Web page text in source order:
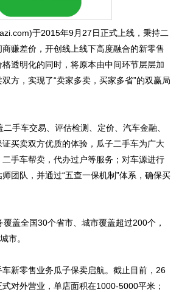
于2015年9月27日正式上线，秉持二
赚差价，开创线上线下高度融合的新零售
透明化的同时，将原本由中间环节层层加
方，实现了“卖家多卖，买家多省”的双赢局
手车交易、评估检测、定价、汽车金融、
买卖双方优质的体验，瓜子二手车为广大
手车帮卖，代办过户等服务；对车源进行
团队，并通过“五查一保机制”体系，确保买
盖全国30个省市、城市覆盖超过200个，
市。
新零售业务瓜子保卖启航。截止目前，26
对外营业，单店面积在1000-5000平米；